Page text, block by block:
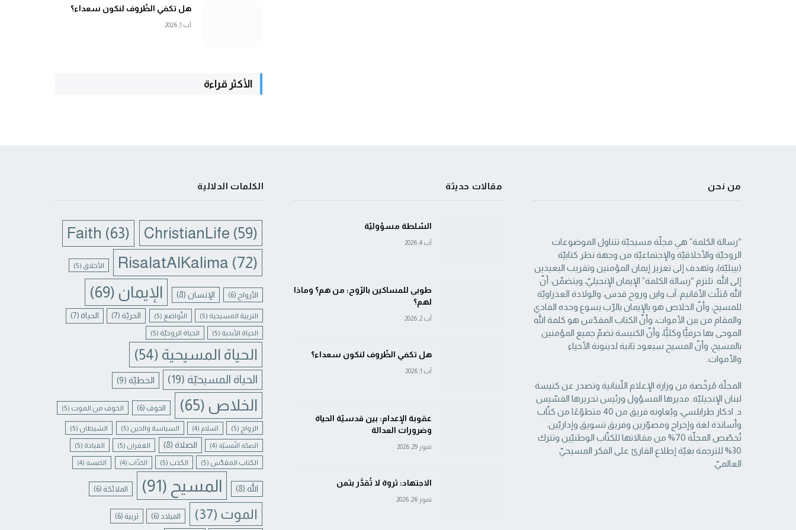
هل تكفي الظّروف لنكون سعداء؟
آب 1, 2026
الأكثر قراءة
من نحن
“رسالة الكلمة” هي مجلّة مسيحيّة تتناول الموضوعات
الروحيّة والأخلاقيّة والإجتماعيّة من ‏وجهة نظر كتابيّة
(بيبليّة)، وتهدف إلى تعزيز إيمان المؤمنين وتقريب البعيدين
إلى الله. تلتزم “رسالة ‏الكلمة” الإيمان الإنجيليّ، ويتضمّن: أنّ
الله مُثلّث الأقانيم: آب وابن وروح قدس، والولادة العذراويّة
‏للمسيح، وأنّ الخلاص هو بالإيمان بالرّب يسوع وحده الفادي
والمقام من بين الأموات، وأنّ الكتاب ‏المقدّس هو كلمة الله
الموحى بها حرفيًّا وكليًّا، وأنّ الكنيسة تضمّ جميع المؤمنين
بالمسيح، وأنّ المسيح ‏سيعود ثانية لدينونة الأحياء
والأموات. ‏
المجلّة مُرخّصة من وزارة الإعلام اللّبنانية وتصدر عن كنيسة
لبنان الإنجيليّة. مديرها المسؤول ‏ورئيس تحريرها القسّيس
د. ادكار طرابلسي، ويُعاونه فريق من 40 متطوّعًا من كتّاب
وأساتذة لغة ‏وإخراج ومصوّرين وفريق تسويق وإداريّين.
تُخصّص المجلّة 70% من مقالاتها للكتّاب الوطنيّين ‏وتترك
30% للترجمة بغيّة إطلاع القارئ على الفكر المسيحيّ
العالميّ.‏
مقالات حديثة
السّلطة مسؤوليّة
آب 4, 2026
طوبى للمساكين بالرّوح: من هم؟ وماذا
لهم؟
آب 2, 2026
هل تكفي الظّروف لنكون سعداء؟
آب 1, 2026
عقوبة الإعدام: بين قدسيّة الحياة
وضرورات العدالة
تموز 29, 2026
الاجتهاد: ثروة لا تُقدَّر بثمن
تموز 26, 2026
الكلمات الدلالية
ChristianLife (59)
Faith (63)
RisalatAlKalima (72) الأخلاق (5)
الأرواح (6) الإنسان(8) الإيمان (69)
التربية المسيحية (5) التّواضع (5) الحريّة (7) الحياة (7)
الحياة الأبدية (5) الحياة الروحيّة (5)
الحياة المسيحية (54)
الحياة المسيحيّة (19) الخطيّة(9)
الخلاص (65) الخوف (6) الخوف من الموت (5)
الزواج (5) السلام (4) السياسة والدين (5) الشيطان (5)
الصحّة النّفسيّة (4) الصلاة (8) الغفران (5) القيادة (5)
الكتاب المقدّس (5) الكذب (5) الكذّاب (4) الكنيسة (4)
الله (8) المسيح (91) الملائكة (6)
الموت (37) الميلاد (6) تربية (6)